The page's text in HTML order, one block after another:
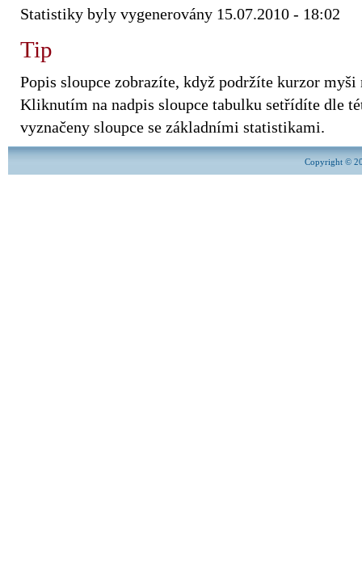
Statistiky byly vygenerovány 15.07.2010 - 18:02
Tip
Popis sloupce zobrazíte, když podržíte kurzor myši
Kliknutím na nadpis sloupce tabulku setřídíte dle
vyznačeny sloupce se základními statistikami.
Copyright ©